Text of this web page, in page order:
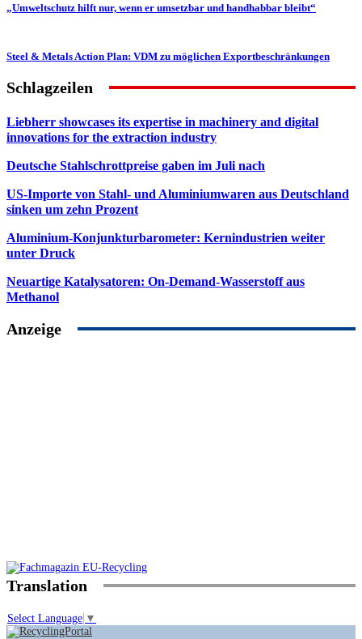
„Umweltschutz hilft nur, wenn er umsetzbar und handhabbar bleibt“
Steel & Metals Action Plan: VDM zu möglichen Exportbeschränkungen
Schlagzeilen
Liebherr showcases its expertise in machinery and digital
innovations for the extraction industry
Deutsche Stahlschrottpreise gaben im Juli nach
US-Importe von Stahl- und Aluminiumwaren aus Deutschland
sinken um zehn Prozent
Aluminium-Konjunkturbarometer: Kernindustrien weiter
unter Druck
Neuartige Katalysatoren: On-Demand-Wasserstoff aus
Methanol
Anzeige
Translation
Select Language ▼